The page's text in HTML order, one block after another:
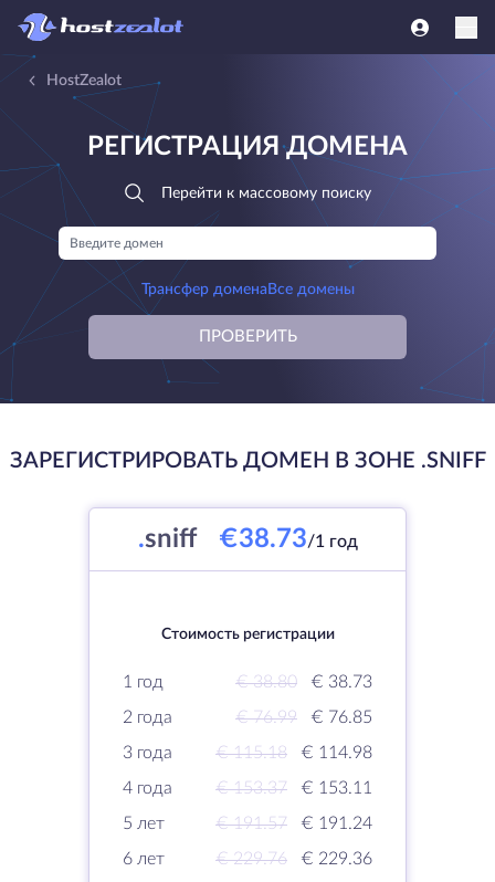
HostZealot
РЕГИСТРАЦИЯ ДОМЕНА
Перейти к массовому поиску
Трансфер домена Все домены
ПРОВЕРИТЬ
ЗАРЕГИСТРИРОВАТЬ ДОМЕН В ЗОНЕ .SNIFF
.sniff €38.73/1 год
Стоимость регистрации
1 год € 38.80
€ 38.73
2 года
€ 76.99
€ 76.85
3 года
€ 115.18
€ 114.98
4 года
€ 153.37
€ 153.11
5 лет
€ 191.57
€ 191.24
6 лет
€ 229.76
€ 229.36